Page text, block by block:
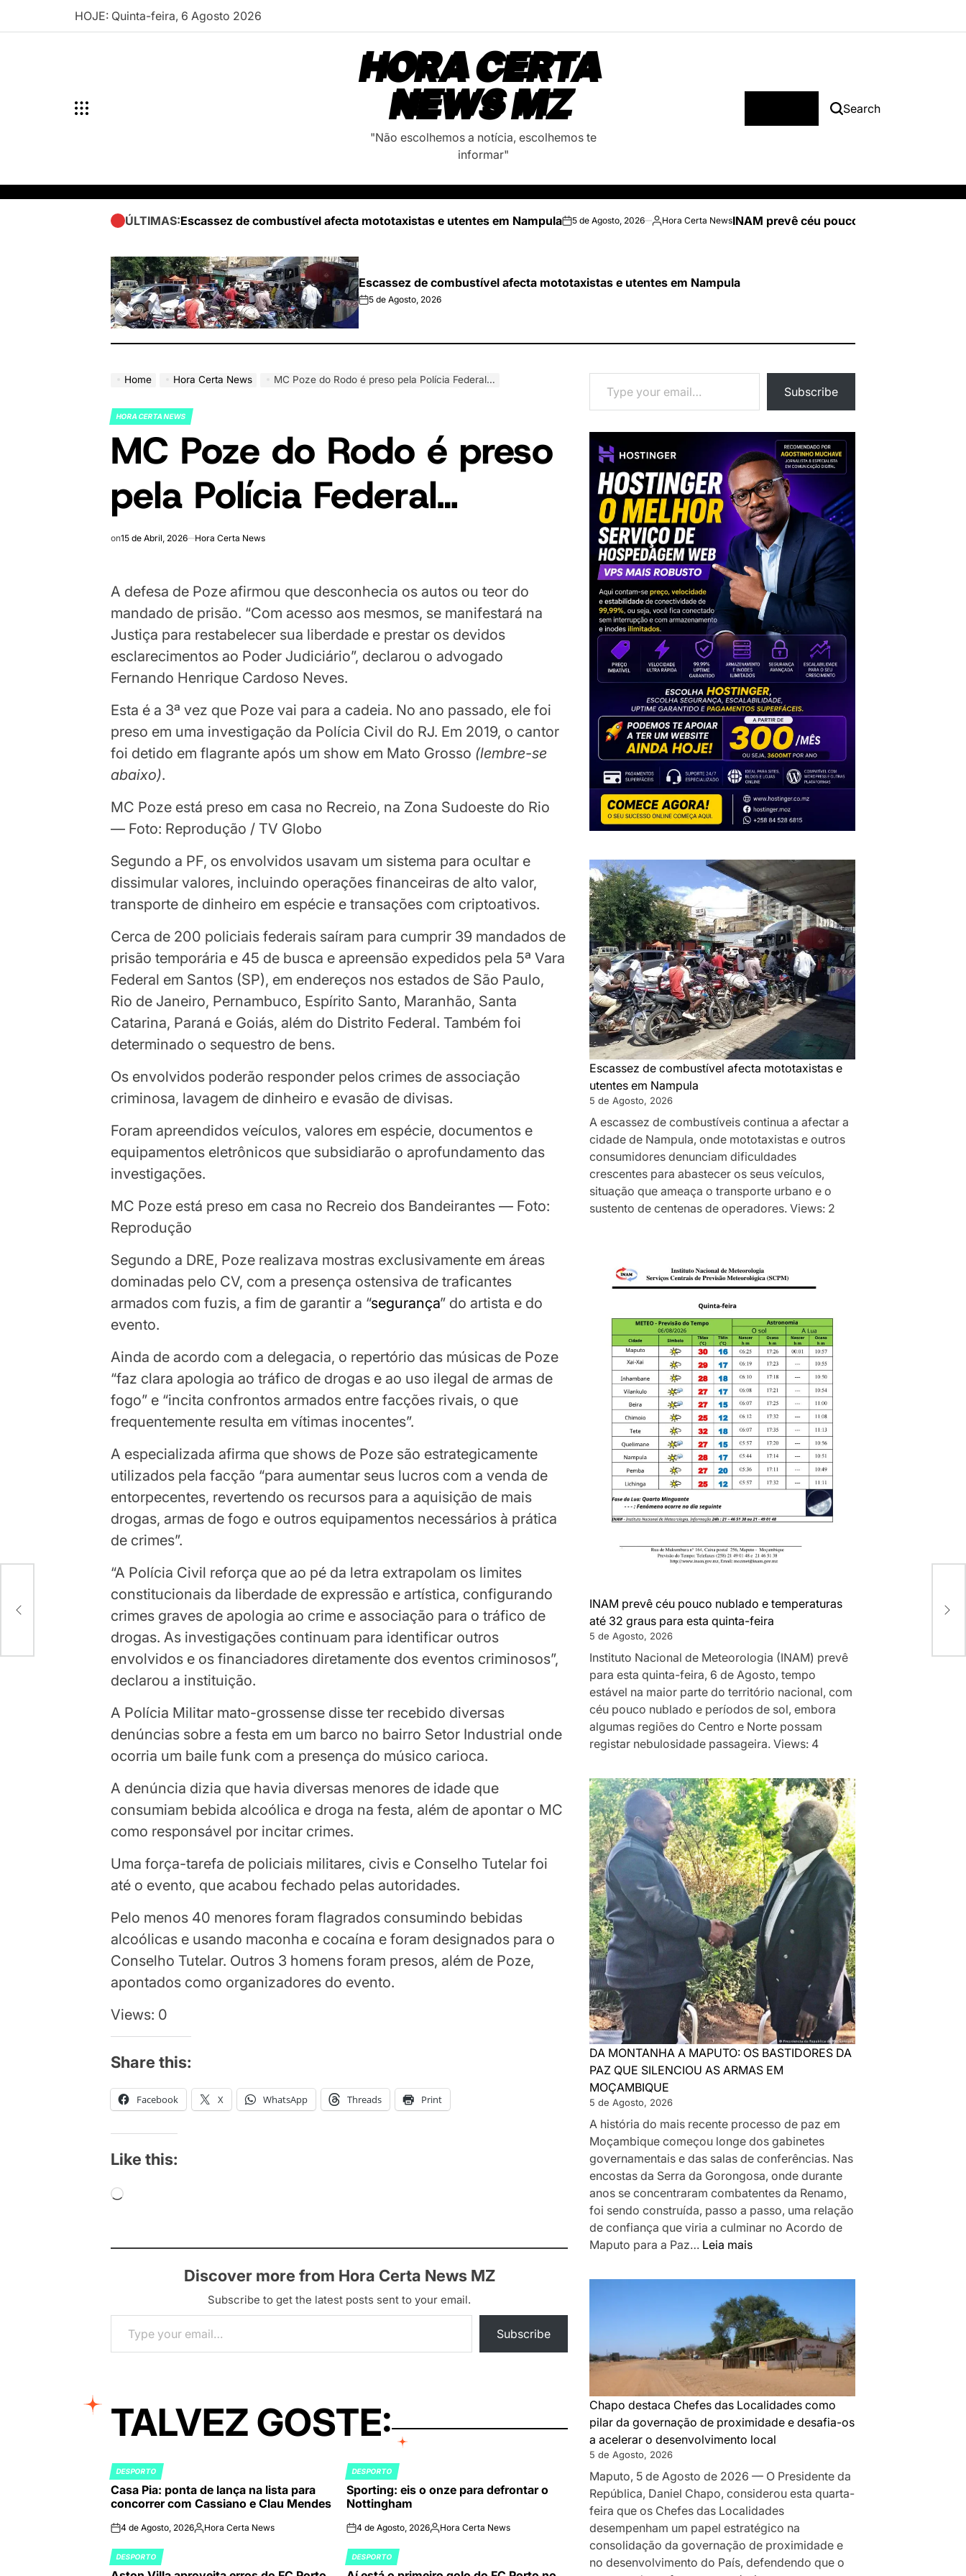
HOJE: Quinta-feira, 6 Agosto 2026
HORA CERTA
NEWS MZ
"Não escolhemos a notícia, escolhemos te
informar"
Search
ÚLTIMAS:Escassez de combustível afecta mototaxistas e utentes em Nampulaon5 de Agosto, 2026
Posted
Hora Certa NewsINAM prevê céu pouco nublado e
Escassez de combustível afecta mototaxistas e utentes em Nampula
on5 de Agosto, 2026
Home Hora Certa News MC Poze do Rodo é preso pela Polícia Federal…
POSTED
IN
HORA CERTA NEWS
MC Poze do Rodo é preso
pela Polícia Federal…
on15 de Abril, 2026 Hora Certa News
A defesa de Poze afirmou que desconhecia os autos ou teor do
mandado de prisão. “Com acesso aos mesmos, se manifestará na
Justiça para restabelecer sua liberdade e prestar os devidos
esclarecimentos ao Poder Judiciário”, declarou o advogado
Fernando Henrique Cardoso Neves.
Esta é a 3ª vez que Poze vai para a cadeia. No ano passado, ele foi
preso em uma investigação da Polícia Civil do RJ. Em 2019, o cantor
foi detido em flagrante após um show em Mato Grosso (lembre-se
abaixo).
MC Poze está preso em casa no Recreio, na Zona Sudoeste do Rio
— Foto: Reprodução / TV Globo
Segundo a PF, os envolvidos usavam um sistema para ocultar e
dissimular valores, incluindo operações financeiras de alto valor,
transporte de dinheiro em espécie e transações com criptoativos.
Cerca de 200 policiais federais saíram para cumprir 39 mandados de
prisão temporária e 45 de busca e apreensão expedidos pela 5ª Vara
Federal em Santos (SP), em endereços nos estados de São Paulo,
Rio de Janeiro, Pernambuco, Espírito Santo, Maranhão, Santa
Catarina, Paraná e Goiás, além do Distrito Federal. Também foi
determinado o sequestro de bens.
Os envolvidos poderão responder pelos crimes de associação
criminosa, lavagem de dinheiro e evasão de divisas.
Foram apreendidos veículos, valores em espécie, documentos e
equipamentos eletrônicos que subsidiarão o aprofundamento das
investigações.
MC Poze está preso em casa no Recreio dos Bandeirantes — Foto:
Reprodução
Segundo a DRE, Poze realizava mostras exclusivamente em áreas
dominadas pelo CV, com a presença ostensiva de traficantes
armados com fuzis, a fim de garantir a “segurança” do artista e do
evento.
Ainda de acordo com a delegacia, o repertório das músicas de Poze
“faz clara apologia ao tráfico de drogas e ao uso ilegal de armas de
fogo” e “incita confrontos armados entre facções rivais, o que
frequentemente resulta em vítimas inocentes”.
A especializada afirma que shows de Poze são estrategicamente
utilizados pela facção “para aumentar seus lucros com a venda de
entorpecentes, revertendo os recursos para a aquisição de mais
drogas, armas de fogo e outros equipamentos necessários à prática
de crimes”.
“A Polícia Civil reforça que ao pé da letra extrapolam os limites
constitucionais da liberdade de expressão e artística, configurando
crimes graves de apologia ao crime e associação para o tráfico de
drogas. As investigações continuam para identificar outros
envolvidos e os financiadores diretamente dos eventos criminosos”,
declarou a instituição.
A Polícia Militar mato-grossense disse ter recebido diversas
denúncias sobre a festa em um barco no bairro Setor Industrial onde
ocorria um baile funk com a presença do músico carioca.
A denúncia dizia que havia diversas menores de idade que
consumiam bebida alcoólica e droga na festa, além de apontar o MC
como responsável por incitar crimes.
Uma força-tarefa de policiais militares, civis e Conselho Tutelar foi
até o evento, que acabou fechado pelas autoridades.
Pelo menos 40 menores foram flagrados consumindo bebidas
alcoólicas e usando maconha e cocaína e foram designados para o
Conselho Tutelar. Outros 3 homens foram presos, além de Poze,
apontados como organizadores do evento.
Views: 0
Share this:
Facebook X WhatsApp Threads Print
Like this:
Loading…
Discover more from Hora Certa News MZ
Subscribe to get the latest posts sent to your email.
Type your email…
Subscribe
TALVEZ GOSTE:
POSTED
IN
DESPORTO
Casa Pia: ponta de lança na lista para
concorrer com Cassiano e Clau Mendes
on4 de Agosto, 2026Publicado
Hora Certa News
POSTED
IN
DESPORTO
Sporting: eis o onze para defrontar o
Nottingham
on4 de Agosto, 2026Publicado
Hora Certa News
POSTED
DESPORTO
POSTED
DESPORTO
Type your email…
Subscribe
Escassez de combustível afecta mototaxistas e
utentes em Nampula
5 de Agosto, 2026
A escassez de combustíveis continua a afectar a
cidade de Nampula, onde mototaxistas e outros
consumidores denunciam dificuldades
crescentes para abastecer os seus veículos,
situação que ameaça o transporte urbano e o
sustento de centenas de operadores. Views: 2
INAM prevê céu pouco nublado e temperaturas
até 32 graus para esta quinta-feira
5 de Agosto, 2026
Instituto Nacional de Meteorologia (INAM) prevê
para esta quinta-feira, 6 de Agosto, tempo
estável na maior parte do território nacional, com
céu pouco nublado e períodos de sol, embora
algumas regiões do Centro e Norte possam
registar nebulosidade passageira. Views: 4
DA MONTANHA A MAPUTO: OS BASTIDORES DA
PAZ QUE SILENCIOU AS ARMAS EM
MOÇAMBIQUE
5 de Agosto, 2026
A história do mais recente processo de paz em
Moçambique começou longe dos gabinetes
governamentais e das salas de conferências. Nas
encostas da Serra da Gorongosa, onde durante
anos se concentraram combatentes da Renamo,
foi sendo construída, passo a passo, uma relação
de confiança que viria a culminar no Acordo de
Maputo para a Paz… Leia mais:
MONTANHA
A
MAPUTO:
OS
BASTIDORES
DA
QUE
SILENCIOU
AS
MOÇAMBIQUE
Chapo destaca Chefes das Localidades como
pilar da governação de proximidade e desafia-os
a acelerar o desenvolvimento local
5 de Agosto, 2026
Maputo, 5 de Agosto de 2026 — O Presidente da
República, Daniel Chapo, considerou esta quarta-
feira que os Chefes das Localidades
desempenham um papel estratégico na
consolidação da governação de proximidade e
no desenvolvimento do País, defendendo que o